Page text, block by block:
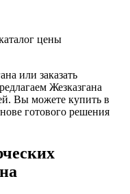
цены
или заказать
Жезказгана
Вы можете купить в
готового решения